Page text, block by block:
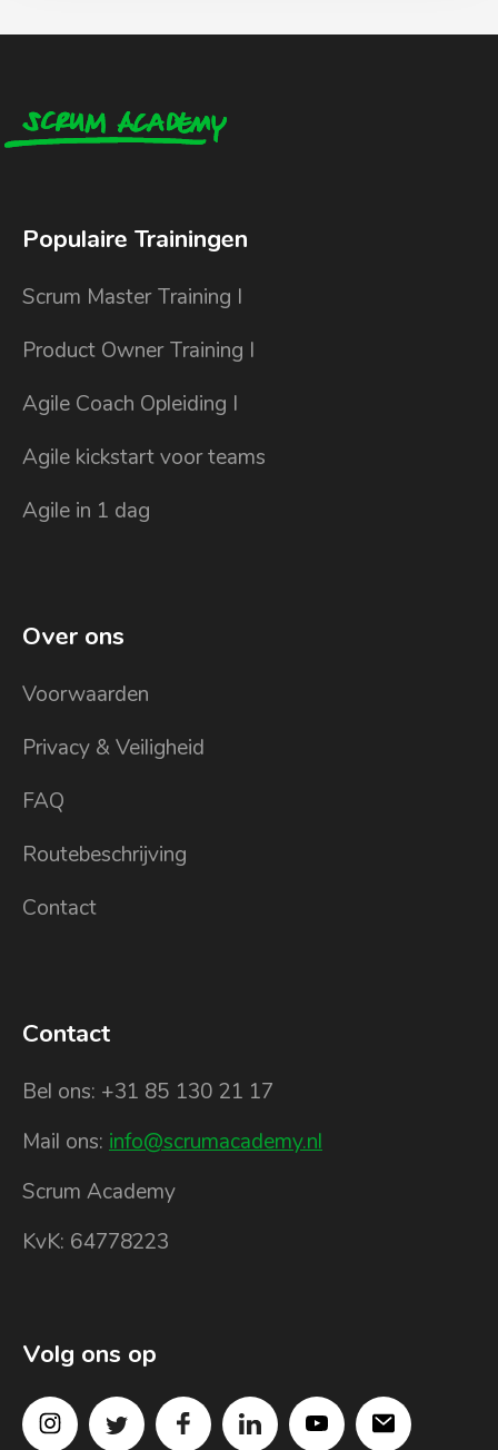
Populaire Trainingen
Scrum Master Training I
Product Owner Training I
Agile Coach Opleiding I
Agile kickstart voor teams
Agile in 1 dag
Over ons
Voorwaarden
Privacy & Veiligheid
FAQ
Routebeschrijving
Contact
Contact
Bel ons: +31 85 130 21 17
Mail ons: info@scrumacademy.nl
Scrum Academy
KvK: 64778223
Volg ons op